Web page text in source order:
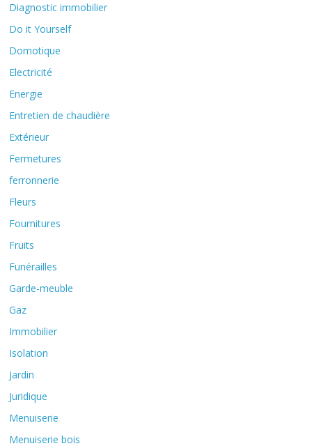
Diagnostic immobilier
Do it Yourself
Domotique
Electricité
Energie
Entretien de chaudière
Extérieur
Fermetures
ferronnerie
Fleurs
Fournitures
Fruits
Funérailles
Garde-meuble
Gaz
Immobilier
Isolation
Jardin
Juridique
Menuiserie
Menuiserie bois